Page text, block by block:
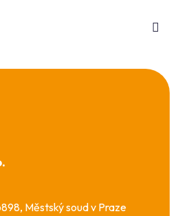
Městský soud v Praze